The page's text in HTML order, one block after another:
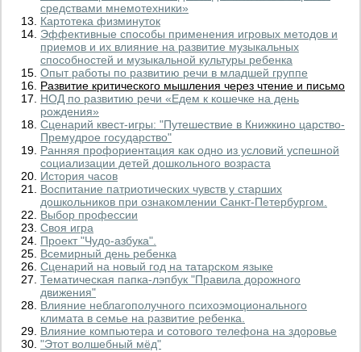
средствами мнемотехники»
Картотека физминуток
Эффективные способы применения игровых методов и
приемов и их влияние на развитие музыкальных
способностей и музыкальной культуры ребенка
Опыт работы по развитию речи в младшей группе
Развитие критического мышления через чтение и письмо
НОД по развитию речи «Едем к кошечке на день
рождения»
Сценарий квест-игры: "Путешествие в Книжкино царство-
Премудрое государство"
Ранняя профориентация как одно из условий успешной
социализации детей дошкольного возраста
История часов
Воспитание патриотических чувств у старших
дошкольников при ознакомлении Санкт-Петербургом.
Выбор профессии
Своя игра
Проект "Чудо-азбука".
Всемирный день ребенка
Сценарий на новый год на татарском языке
Тематическая папка-лэпбук "Правила дорожного
движения"
Влияние неблагополучного психоэмоционального
климата в семье на развитие ребенка.
Влияние компьютера и сотового телефона на здоровье
"Этот волшебный мёд"